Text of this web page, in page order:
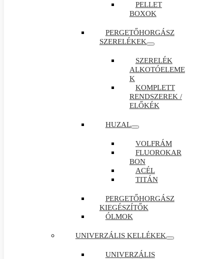
PELLET
BOXOK
PERGETŐHORGÁSZ
SZERELÉKEK
SZERELÉK
ALKOTÓELEME
K
KOMPLETT
RENDSZEREK /
ELŐKÉK
HUZAL
VOLFRÁM
FLUOROKAR
BON
ACÉL
TITÁN
PERGETŐHORGÁSZ
KIEGÉSZÍTŐK
ÓLMOK
UNIVERZÁLIS KELLÉKEK
UNIVERZÁLIS